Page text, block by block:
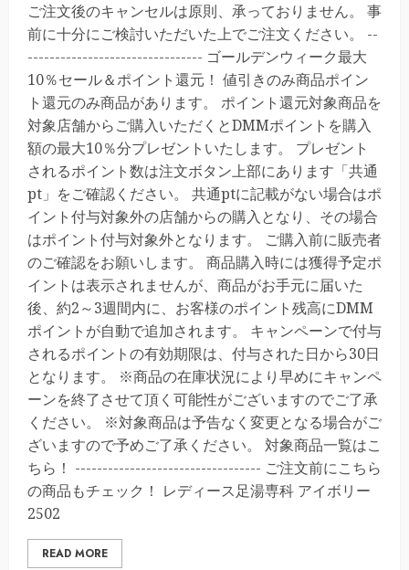
ご注文後のキャンセルは原則、承っておりません。 事
前に十分にご検討いただいた上でご注文ください。 --
-------------------------------- ゴールデンウィーク最大
10％セール＆ポイント還元！ 値引きのみ商品ポイン
ト還元のみ商品があります。 ポイント還元対象商品を
対象店舗からご購入いただくとDMMポイントを購入
額の最大10％分プレゼントいたします。 プレゼント
されるポイント数は注文ボタン上部にあります「共通
pt」をご確認ください。 共通ptに記載がない場合はポ
イント付与対象外の店舗からの購入となり、その場合
はポイント付与対象外となります。 ご購入前に販売者
のご確認をお願いします。 商品購入時には獲得予定ポ
イントは表示されませんが、商品がお手元に届いた
後、約2～3週間内に、お客様のポイント残高にDMM
ポイントが自動で追加されます。 キャンペーンで付与
されるポイントの有効期限は、付与された日から30日
となります。 ※商品の在庫状況により早めにキャンペ
ーンを終了させて頂く可能性がございますのでご了承
ください。 ※対象商品は予告なく変更となる場合がご
ざいますので予めご了承ください。 対象商品一覧はこ
ちら！ ---------------------------------- ご注文前にこちら
の商品もチェック！ レディース足湯専科 アイボリー
2502
READ MORE